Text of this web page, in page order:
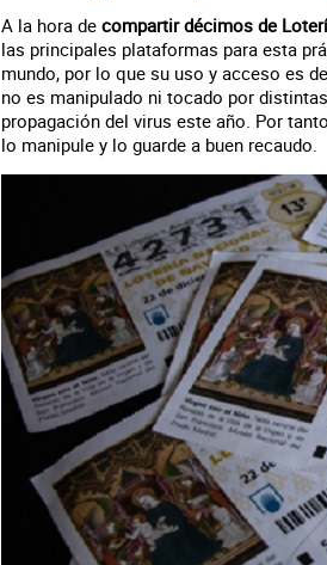
A la hora de compartir décimos de
las principales plataformas para esta
mundo, por lo que su uso y acceso es
no es manipulado ni tocado por
propagación del virus este año. Por
lo manipule y lo guarde a buen recaudo.